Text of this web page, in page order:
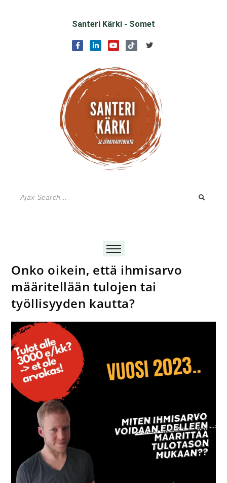
Santeri Kärki - Somet
Onko oikein, että ihmisarvo
määritellään tulojen tai
työllisyyden kautta?